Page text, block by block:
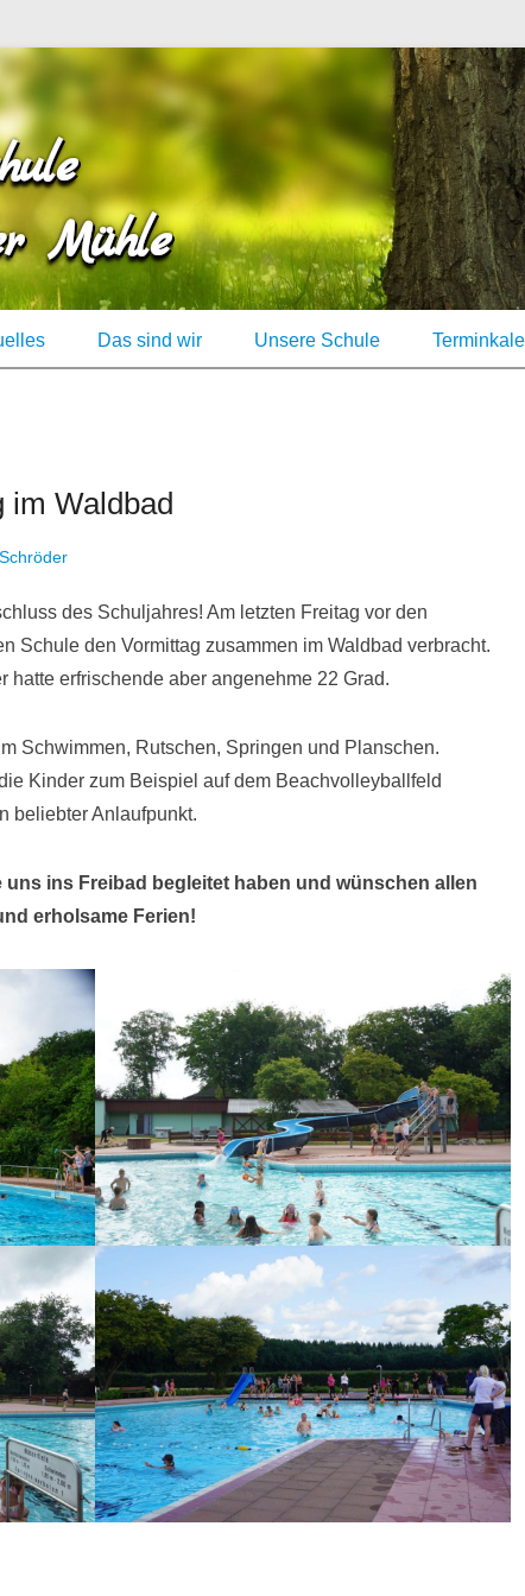
Grundschule
Mühle
Unsere Schule ist lebendig!
Das sind wir Unsere Schule
im Waldbad
des Schuljahres! Am letzten Freitag vor den
Schule den Vormittag zusammen im Waldbad verbracht.
hatte erfrischende aber angenehme 22 Grad.
Schwimmen, Rutschen, Springen und Planschen.
Kinder zum Beispiel auf dem Beachvolleyballfeld
beliebter Anlaufpunkt.
uns ins Freibad begleitet haben und wünschen allen
erholsame Ferien!